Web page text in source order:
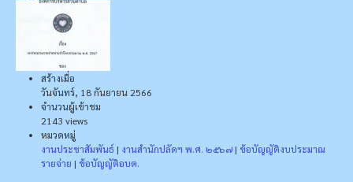
สร้างเมื่อ
วันจันทร์, 18 กันยายน 2566
จำนวนผู้เข้าชม
2143 views
หมวดหมู่
งานประชาสัมพันธ์ | งานสำนักปลัดฯ พ.ศ. ๒๕๖๗ | ข้อบัญญัติงบประมาณ
รายจ่าย | ข้อบัญญัติอบต.